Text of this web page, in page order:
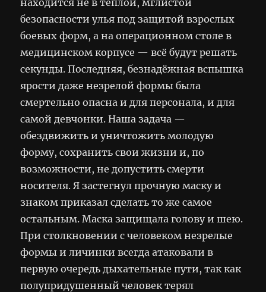
безопасности улья под защитой взрослых
боевых форм, а на операционном столе в
медицинском корпусе — всё будут решать
секунды. Последняя, безнадёжная вспышка
ярости даже незрелой формы была
смертельно опасна и для персонала, и для
самой девчонки. Наша задача —
обездвижить и уничтожить молодую
форму, сохранить свои жизни и, по
возможности, не допустить смерти
носителя. Я застегнул прочную маску и
знаком приказал сделать то же самое
остальным. Маска защищала голову и шею.
При столкновении с человеком незрелые
формы и личинки всегда атаковали в
первую очередь дыхательные пути, так как
полупридушенный человек терял